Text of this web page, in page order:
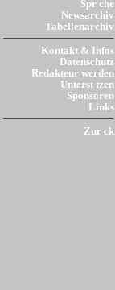
Spr che
Newsarchiv
Tabellenarchiv
Kontakt & Infos
Datenschutz
Redakteur werden
Unterst tzen
Sponsoren
Links
Zur ck